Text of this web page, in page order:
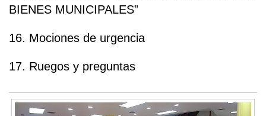
BIENES MUNICIPALES”
16. Mociones de urgencia
17. Ruegos y preguntas